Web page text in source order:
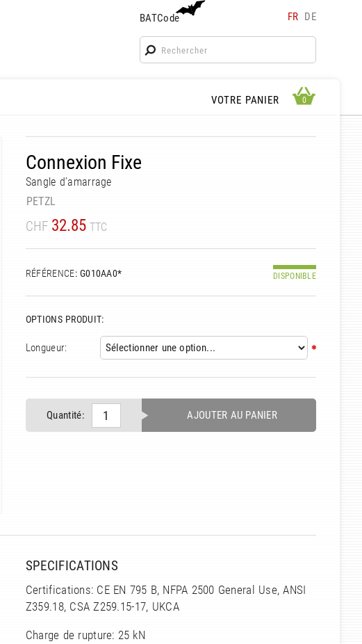
BATCode FR DE
BATCode
Rentrez votre BATCode et validez
VOTRE PANIER 0 0
Connexion Fixe
Sangle d’amarrage
PETZL
CHF 32.85 TTC
RÉFÉRENCE: G010AA0* DISPONIBLE
OPTIONS PRODUIT:
Longueur:
Quantité: AJOUTER AU PANIER
SPECIFICATIONS
Certifications: CE EN 795 B, NFPA 2500 General Use, ANSI
Z359.18, CSA Z259.15-17, UKCA
Charge de rupture: 25 kN